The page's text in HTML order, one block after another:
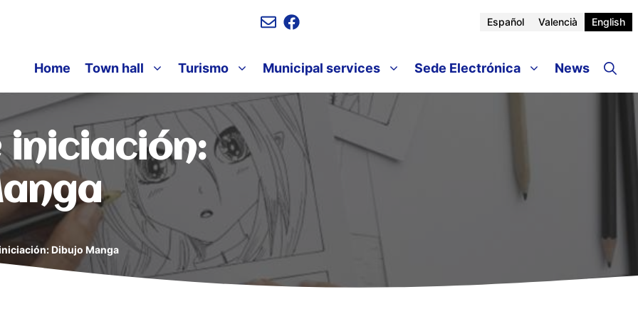
Español Valencià English
Home Town hall Turismo Municipal services Sede Electrónica News
iniciación:
Dibujo Manga